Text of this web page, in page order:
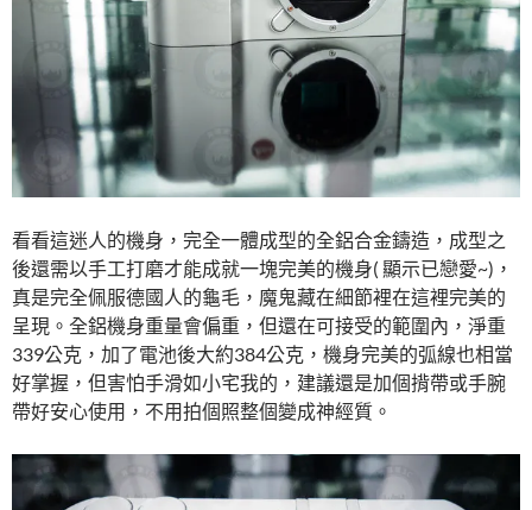
看看這迷人的機身，完全一體成型的全鋁合金鑄造，成型之
後還需以手工打磨才能成就一塊完美的機身( 顯示已戀愛~)，
真是完全佩服德國人的龜毛，魔鬼藏在細節裡在這裡完美的
呈現。全鋁機身重量會偏重，但還在可接受的範圍內，淨重
339公克，加了電池後大約384公克，機身完美的弧線也相當
好掌握，但害怕手滑如小宅我的，建議還是加個揹帶或手腕
帶好安心使用，不用拍個照整個變成神經質。